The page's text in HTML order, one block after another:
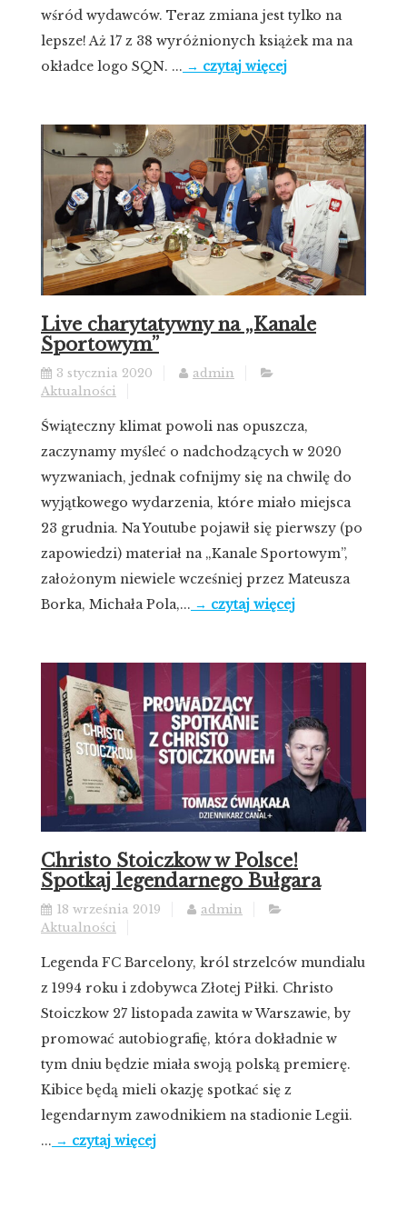
wśród wydawców. Teraz zmiana jest tylko na
lepsze! Aż 17 z 38 wyróżnionych książek ma na
okładce logo SQN. ... → czytaj więcej
Live charytatywny na „Kanale
Sportowym”
3 stycznia 2020
admin
Aktualności
Świąteczny klimat powoli nas opuszcza,
zaczynamy myśleć o nadchodzących w 2020
wyzwaniach, jednak cofnijmy się na chwilę do
wyjątkowego wydarzenia, które miało miejsca
23 grudnia. Na Youtube pojawił się pierwszy (po
zapowiedzi) materiał na „Kanale Sportowym”,
założonym niewiele wcześniej przez Mateusza
Borka, Michała Pola,... → czytaj więcej
Christo Stoiczkow w Polsce!
Spotkaj legendarnego Bułgara
18 września 2019
admin
Aktualności
Legenda FC Barcelony, król strzelców mundialu
z 1994 roku i zdobywca Złotej Piłki. Christo
Stoiczkow 27 listopada zawita w Warszawie, by
promować autobiografię, która dokładnie w
tym dniu będzie miała swoją polską premierę.
Kibice będą mieli okazję spotkać się z
legendarnym zawodnikiem na stadionie Legii.
... → czytaj więcej